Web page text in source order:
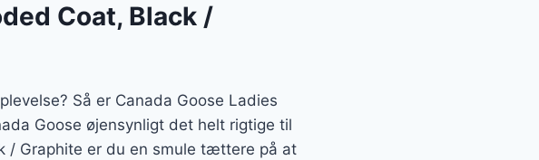
Coat, Black /
Så er Canada Goose Ladies
Goose øjensynligt det helt rigtige til
/ Graphite er du en smule tættere på at